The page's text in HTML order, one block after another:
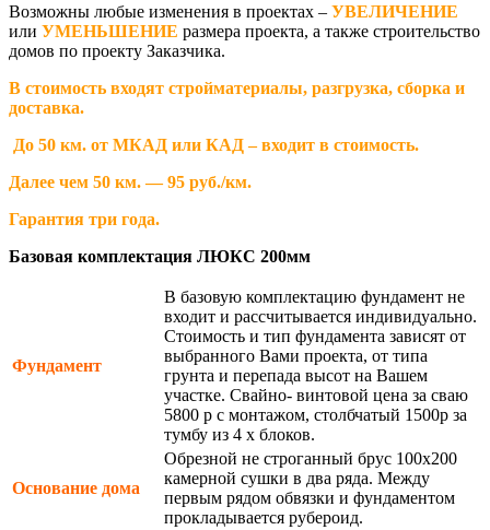
Возможны любые изменения в проектах – УВЕЛИЧЕНИЕ
или УМЕНЬШЕНИЕ размера проекта, а также строительство
домов по проекту Заказчика.
В стоимость входят стройматериалы, разгрузка, сборка и
доставка.
До 50 км. от МКАД или КАД – входит в стоимость.
Далее чем 50 км. — 95 руб./км.
Гарантия три года.
Базовая комплектация ЛЮКС 200мм
Фундамент
В базовую комплектацию фундамент не
входит и рассчитывается индивидуально.
Стоимость и тип фундамента зависят от
выбранного Вами проекта, от типа
грунта и перепада высот на Вашем
участке. Свайно- винтовой цена за сваю
5800 р с монтажом, столбчатый 1500р за
тумбу из 4 х блоков.
Основание дома
Обрезной не строганный брус 100х200
камерной сушки в два ряда. Между
первым рядом обвязки и фундаментом
прокладывается рубероид.